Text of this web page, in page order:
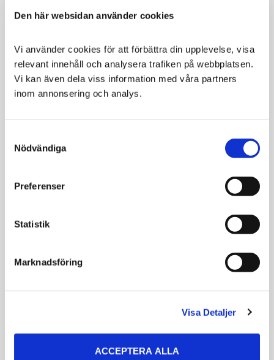
Den här websidan använder cookies
Vi använder cookies för att förbättra din upplevelse, visa
relevant innehåll och analysera trafiken på webbplatsen.
Vi kan även dela viss information med våra partners
inom annonsering och analys.
Selection
Nödvändiga
Preferenser
Statistik
Marknadsföring
Visa Detaljer
ACCEPTERA ALLA
NöjdhetsgarantiHill
´s är säkra på att din
hund eller katt
De ger därför 100% pengarna-tillbaka-garanti.
Diet Canine w/d
Specific Endocrine
Support CED-DM
För vuxna hundar med